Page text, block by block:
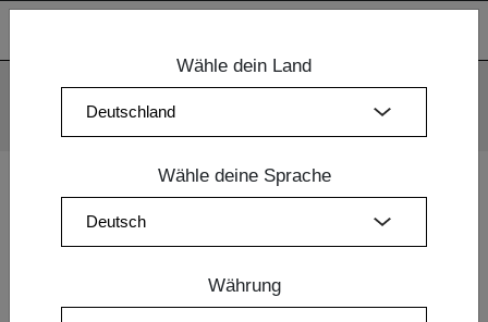
Webseiten sind Sie mit dem Einsatz der Cookies einverstanden.
Esszimmermöbel
Wähle dein Land
Wähle deine Sprache
Währung